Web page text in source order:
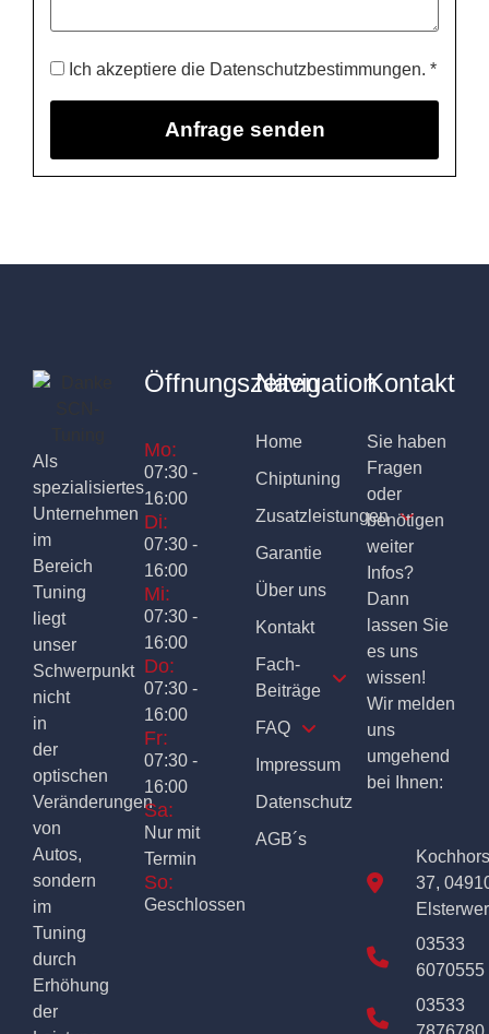
Ich akzeptiere die Datenschutzbestimmungen. *
Als
spezialisiertes
Unternehmen
im
Bereich
Tuning
liegt
unser
Schwerpunkt
nicht
in
der
optischen
Veränderungen
von
Autos,
sondern
im
Tuning
durch
Erhöhung
der
Öffnungszeiten
Mo:
07:30 -
16:00
Di:
07:30 -
16:00
Mi:
07:30 -
16:00
Do:
07:30 -
16:00
Fr:
07:30 -
16:00
Sa:
Nur mit
Termin
So:
Geschlossen
Navigation
Home
Chiptuning
Zusatzleistungen
Garantie
Über uns
Kontakt
Fach-
Beiträge
FAQ
Impressum
Datenschutz
AGB´s
Kontakt
Sie haben
Fragen
oder
benötigen
weiter
Infos?
Dann
lassen Sie
es uns
wissen!
Wir melden
uns
umgehend
bei Ihnen:
37,
03533
6070555
03533